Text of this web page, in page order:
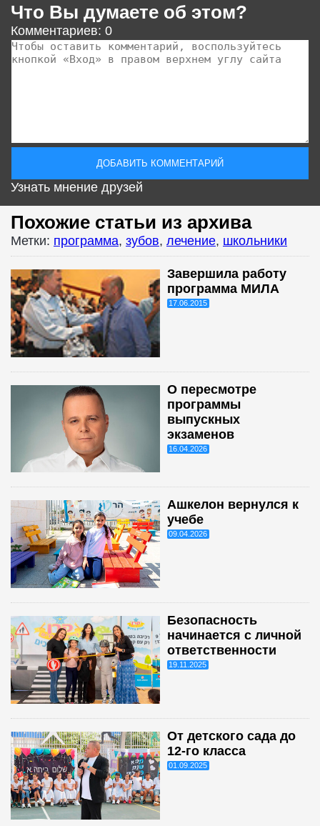
Что Вы думаете об этом?
Комментариев: 0
Узнать мнение друзей
Похожие статьи из архива
Метки: программа, зубов, лечение, школьники
Завершила работу
программа МИЛА
17.06.2015
О пересмотре
программы
выпускных
экзаменов
16.04.2026
Ашкелон вернулся к
учебе
09.04.2026
Безопасность
начинается с личной
ответственности
19.11.2025
От детского сада до
12-го класса
01.09.2025